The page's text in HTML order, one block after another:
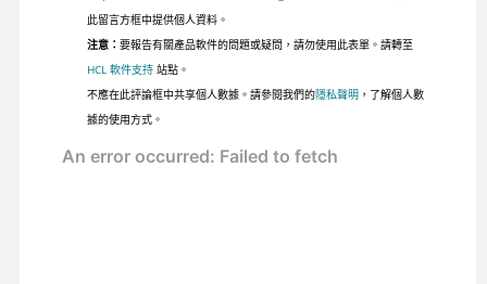
此留言方框中提供個人資料。
注意： 要報告有關產品軟件的問題或疑問，請勿使用此表單。請轉至
HCL 軟件支持站點。
不應在此評論框中共享個人數據。請參閱我們的隱私聲明，了解個人數
據的使用方式。